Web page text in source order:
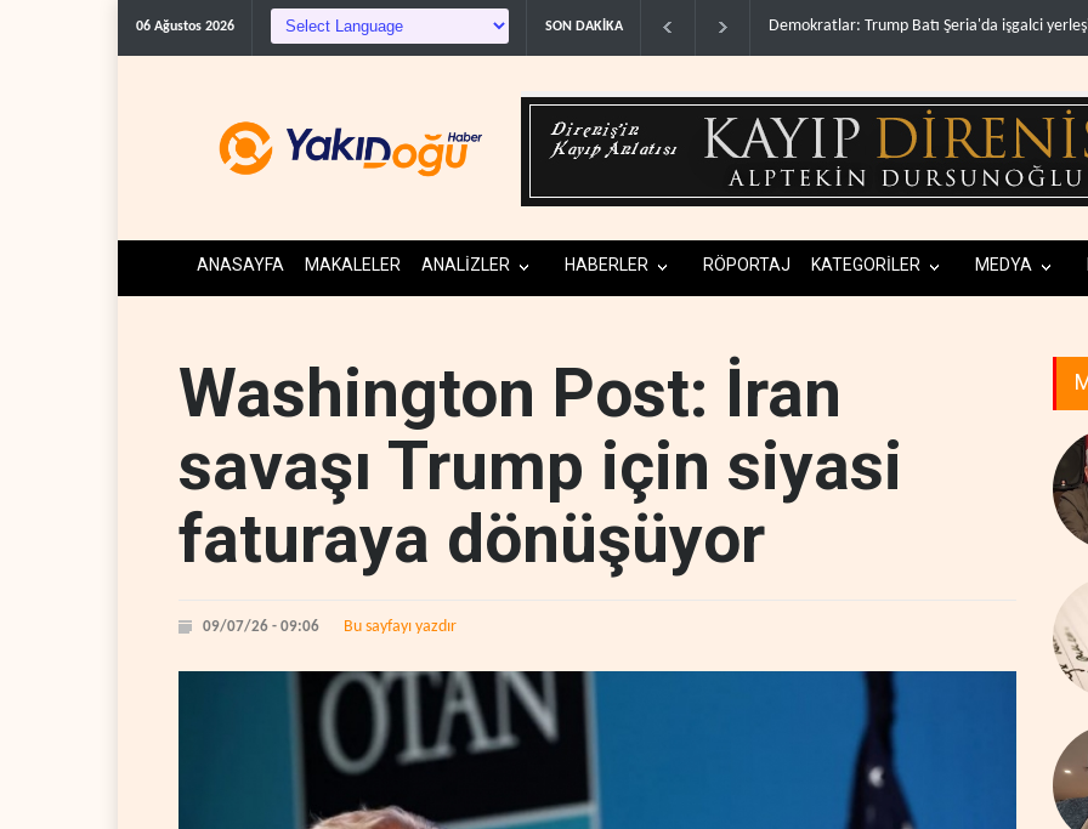
06 Ağustos 2026 SON DAKİKA İsrail, beyin göçünde rekora koşuyor..
ANASAYFA MAKALELER ANALİZLER HABERLER RÖPORTAJ KATEGORİLER MEDYA
Washington Post: İran
savaşı Trump için siyasi
faturaya dönüşüyor
09/07/26 - 09:06 Bu sayfayı yazdır